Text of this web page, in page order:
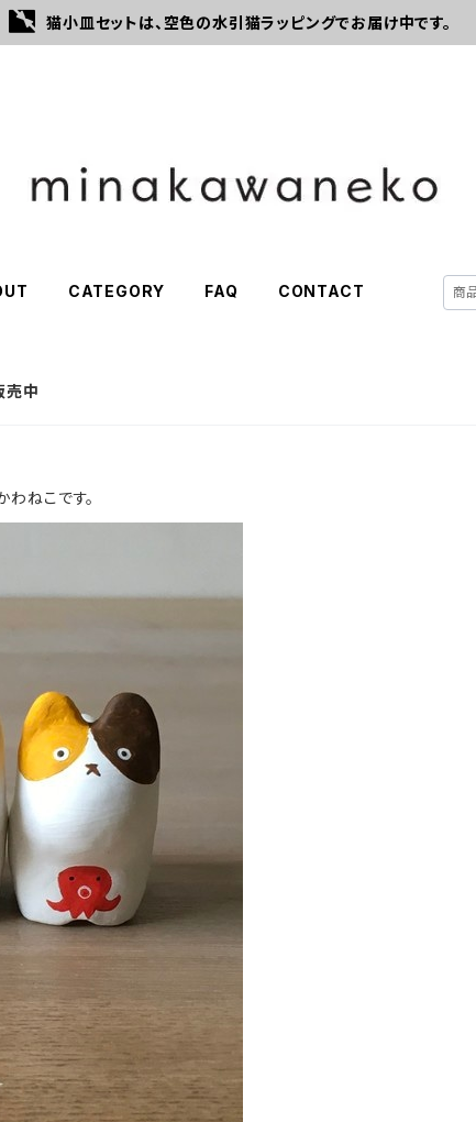
猫小皿セットは、空色の水引猫ラッピングでお届け中です。
CATEGORY FAQ CONTACT
売中
ねこです。